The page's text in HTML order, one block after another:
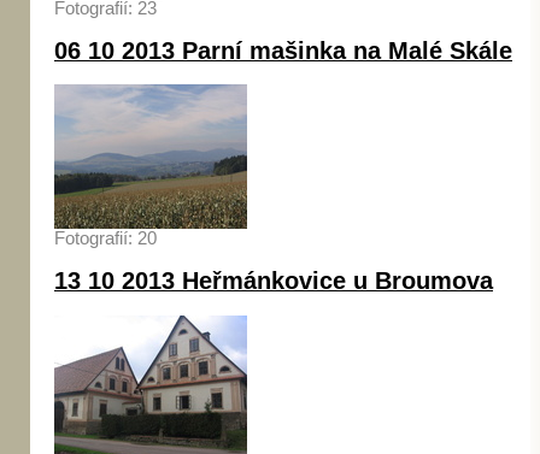
Fotografií: 23
06 10 2013 Parní mašinka na Malé Skále
Fotografií: 20
13 10 2013 Heřmánkovice u Broumova